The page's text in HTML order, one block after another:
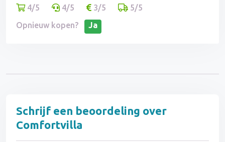
4/5
4/5 3/5
5/5
Opnieuw kopen?
Ja
Schrijf een beoordeling over
Comfortvilla